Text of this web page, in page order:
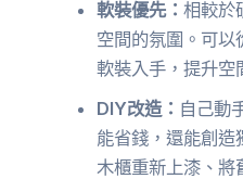
軟裝優先：相較於
空間的氛圍。可以
軟裝入手，提升空
DIY改造： 自己動
能省錢，還能創造
木櫃重新上漆、將